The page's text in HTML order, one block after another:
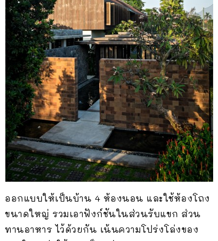
ออกแบบให้เป็นบ้าน 4 ห้องนอน และใช้ห้องโถง
ขนาดใหญ่ รวมเอาฟังก์ชันในส่วนรับแขก ส่วน
ทานอาหาร ไว้ด้วยกัน เน้นความโปร่งโล่งของ